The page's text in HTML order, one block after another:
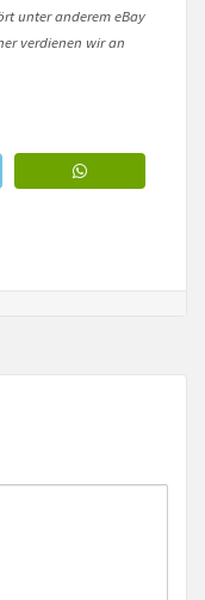
unter anderem eBay
verdienen wir an